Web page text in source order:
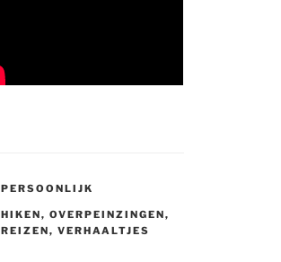
CATEGORIES
PERSOONLIJK
TAGS
HIKEN, OVERPEINZINGEN,
REIZEN, VERHAALTJES